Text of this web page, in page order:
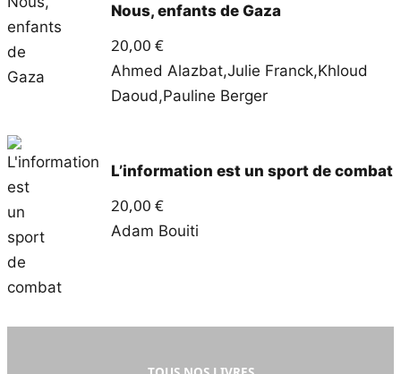
Nous, enfants de Gaza
20,00 €
Ahmed Alazbat,Julie Franck,Khloud
Daoud,Pauline Berger
L’information est un sport de combat
20,00 €
Adam Bouiti